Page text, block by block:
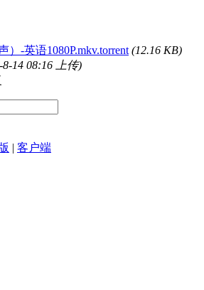
）-英语1080P.mkv.torrent (12.16 KB)
14 08:16 上传)
| 客户端